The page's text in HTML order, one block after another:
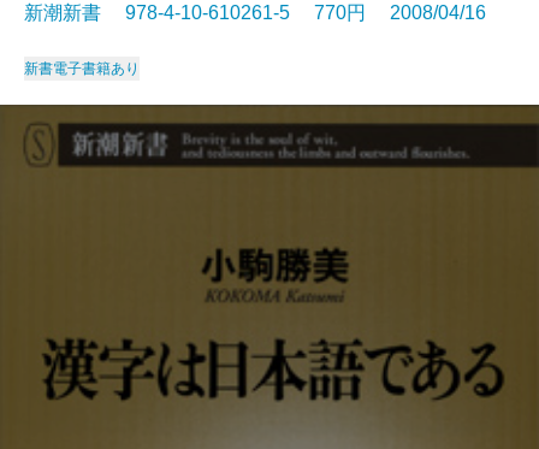
新潮新書 978-4-10-610261-5 770円 2008/04/16
新書電子書籍あり